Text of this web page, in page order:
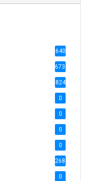
640
6738
824
0
0
0
0
2686
0